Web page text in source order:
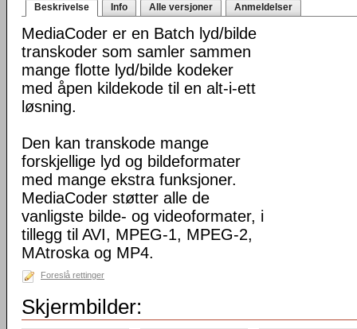
Beskrivelse Info Alle versjoner Anmeldelser
MediaCoder er en Batch lyd/bilde
transkoder som samler sammen
mange flotte lyd/bilde kodeker
med åpen kildekode til en alt-i-ett
løsning.
Den kan transkode mange
forskjellige lyd og bildeformater
med mange ekstra funksjoner.
MediaCoder støtter alle de
vanligste bilde- og videoformater, i
tillegg til AVI, MPEG-1, MPEG-2,
MAtroska og MP4.
Foreslå rettinger
Skjermbilder: